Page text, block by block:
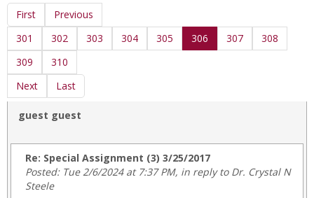
First
Previous
301
302 303 304 305 306 307
308
309
310
Next
Last
guest guest
Re: Special Assignment (3) 3/25/2017
Posted: Tue 2/6/2024 at 7:37 PM, in reply to Dr. Crystal N
Steele